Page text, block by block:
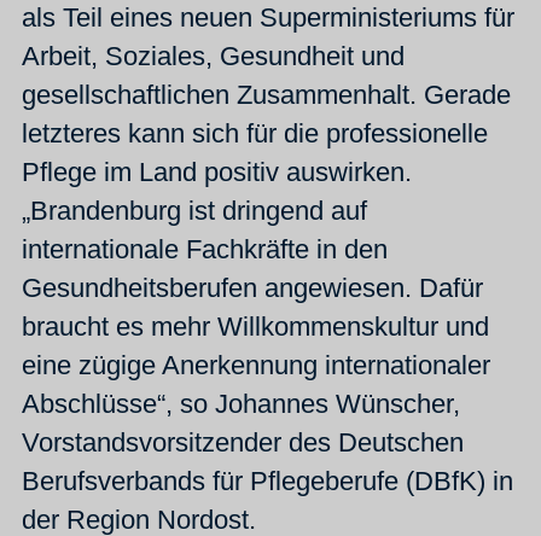
als Teil eines neuen Superministeriums für
Arbeit, Soziales, Gesundheit und
gesellschaftlichen Zusammenhalt. Gerade
letzteres kann sich für die professionelle
Pflege im Land positiv auswirken.
„Brandenburg ist dringend auf
internationale Fachkräfte in den
Gesundheitsberufen angewiesen. Dafür
braucht es mehr Willkommenskultur und
eine zügige Anerkennung internationaler
Abschlüsse“, so Johannes Wünscher,
Vorstandsvorsitzender des Deutschen
Berufsverbands für Pflegeberufe (DBfK) in
der Region Nordost.